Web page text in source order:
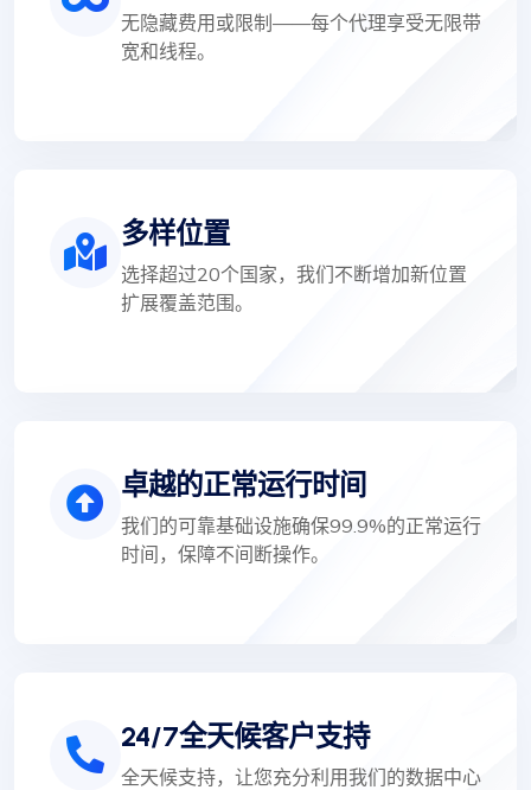
无隐藏费用或限制——每个代理享受无限带
宽和线程。
多样位置
选择超过20个国家，我们不断增加新位置
扩展覆盖范围。
卓越的正常运行时间
我们的可靠基础设施确保99.9%的正常运行
时间，保障不间断操作。
24/7全天候客户支持
全天候支持，让您充分利用我们的数据中心